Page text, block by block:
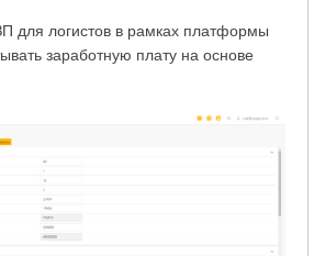
для логистов в рамках платформы
заработную плату на основе